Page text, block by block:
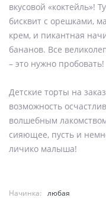
вкусовой «коктейль»!
бисквит с орешками,
крем, и пикантная
бананов. Все
– это нужно пробовать!
Детские торты на
возможность
волшебным
сияющее, пусть и
личико малыша!
Начинка:
любая